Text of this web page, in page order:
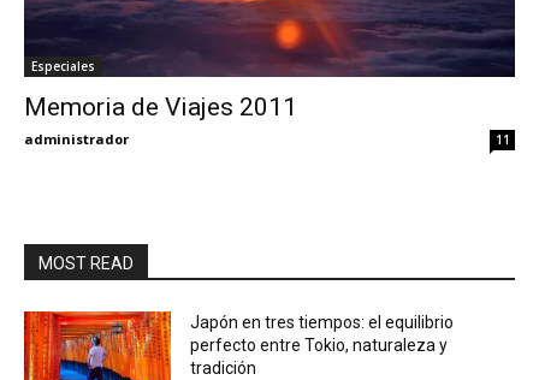
Especiales
Memoria de Viajes 2011
administrador 11
MOST READ
Japón en tres tiempos: el equilibrio
perfecto entre Tokio, naturaleza y
tradición